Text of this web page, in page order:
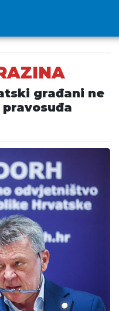
građani ne